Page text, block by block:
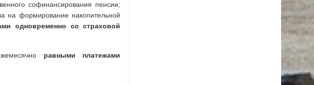
софинансирования пенсии;
на формирование накопительной
одновременно со страховой
равными платежами